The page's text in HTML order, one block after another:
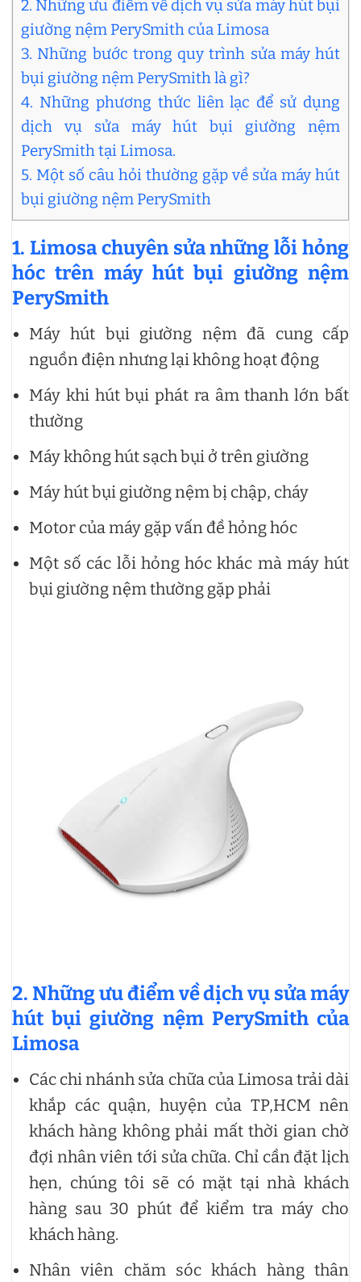
2. Những ưu điểm về dịch vụ sửa máy hút bụi
giường nệm PerySmith của Limosa
3. Những bước trong quy trình sửa máy hút
bụi giường nệm PerySmith là gì?
4. Những phương thức liên lạc để sử dụng
dịch vụ sửa máy hút bụi giường nệm
PerySmith tại Limosa.
5. Một số câu hỏi thường gặp về sửa máy hút
bụi giường nệm PerySmith
1. Limosa chuyên sửa những lỗi hỏng
hóc trên máy hút bụi giường nệm
PerySmith
Máy hút bụi giường nệm đã cung cấp
nguồn điện nhưng lại không hoạt động
Máy khi hút bụi phát ra âm thanh lớn bất
thường
Máy không hút sạch bụi ở trên giường
Máy hút bụi giường nệm bị chập, cháy
Motor của máy gặp vấn đề hỏng hóc
Một số các lỗi hỏng hóc khác mà máy hút
bụi giường nệm thường gặp phải
2. Những ưu điểm về dịch vụ sửa máy
hút bụi giường nệm PerySmith của
Limosa
Các chi nhánh sửa chữa của Limosa trải dài
khắp các quận, huyện của TP,HCM nên
khách hàng không phải mất thời gian chờ
đợi nhân viên tới sửa chữa. Chỉ cần đặt lịch
hẹn, chúng tôi sẽ có mặt tại nhà khách
hàng sau 30 phút để kiểm tra máy cho
khách hàng.
Nhân viên chăm sóc khách hàng thân